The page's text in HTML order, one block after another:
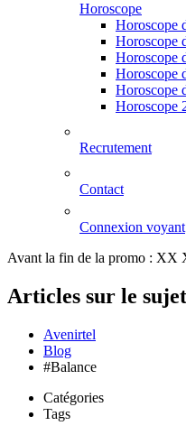
Horoscope
Horoscope
Horoscope
Horoscope
Horoscope
Horoscope
Horoscope
Recrutement
Contact
Connexion voyant
Avant la fin de la promo : XX
Articles sur le
Avenirtel
Blog
#Balance
Catégories
Tags